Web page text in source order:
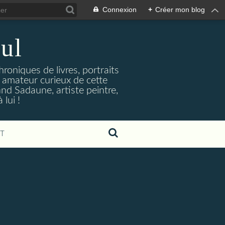
Connexion + Créer mon blog
de livres, portraits
curieux de cette
Sadaune, artiste peintre,
lui !